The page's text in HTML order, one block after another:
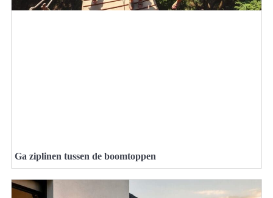
Ga ziplinen tussen de boomtoppen